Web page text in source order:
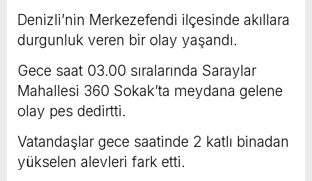
Denizli’nin Merkezefendi ilçesinde akıllara
durgunluk veren bir olay yaşandı.
Gece saat 03.00 sıralarında Saraylar
Mahallesi 360 Sokak’ta meydana gelene
olay pes dedirtti.
Vatandaşlar gece saatinde 2 katlı binadan
yükselen alevleri fark etti.